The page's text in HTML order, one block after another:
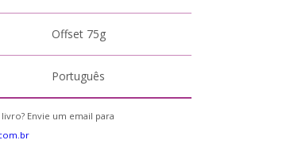
Offset 75g
Português
Envie um email para